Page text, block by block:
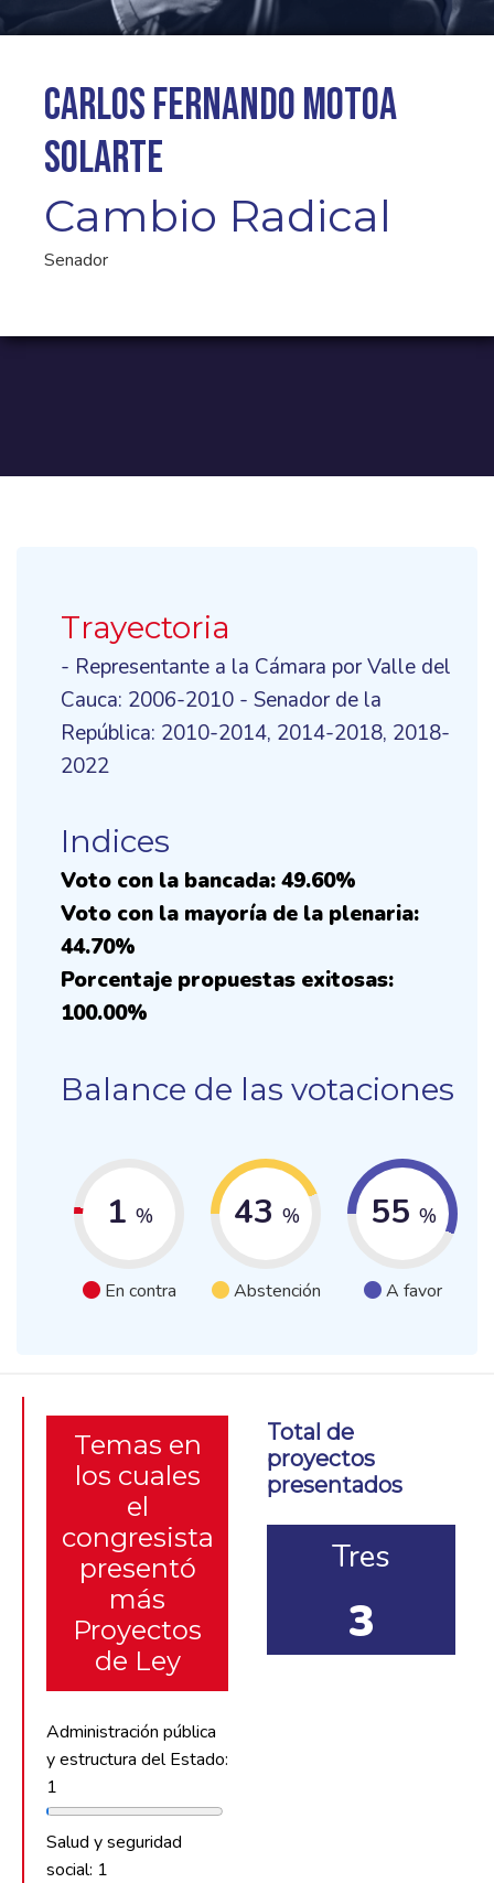
Carlos Fernando Motoa
Solarte
Cambio Radical
Senador
Trayectoria
- Representante a la Cámara por Valle del
Cauca: 2006-2010 - Senador de la
República: 2010-2014, 2014-2018, 2018-
2022
Indices
Voto con la bancada: 49.60%
Voto con la mayoría de la plenaria:
44.70%
Porcentaje propuestas exitosas:
100.00%
Balance de las votaciones
1 %
En contra
43 %
Abstención
55 %
A favor
Temas en
los cuales
el
congresista
presentó
más
Proyectos
de Ley
Administración pública
y estructura del Estado:
1
Salud y seguridad
social: 1
Total de
proyectos
presentados
Tres
3